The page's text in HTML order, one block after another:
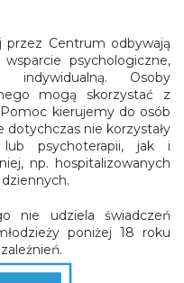
przez Centrum odbywają
psychologiczne,
indywidualną. Osoby
mogą skorzystać z
kierujemy do osób
dotychczas nie korzystały
psychoterapii, jak i
np. hospitalizowanych
nie udziela świadczeń
poniżej 18 roku